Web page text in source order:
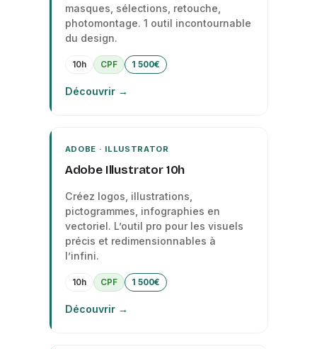
masques, sélections, retouche,
photomontage. 1 outil incontournable
du design.
10h CPF 1 500€
Découvrir →
ADOBE · ILLUSTRATOR
Adobe Illustrator 10h
Créez logos, illustrations,
pictogrammes, infographies en
vectoriel. L’outil pro pour les visuels
précis et redimensionnables à
l’infini.
10h CPF 1 500€
Découvrir →